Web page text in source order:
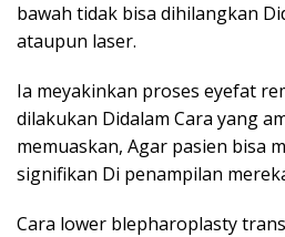
bawah tidak bisa dihilangkan
ataupun laser.
Ia meyakinkan proses eyefat
dilakukan Didalam Cara yang
memuaskan, Agar pasien bisa
signifikan Di penampilan
Cara lower blepharoplasty